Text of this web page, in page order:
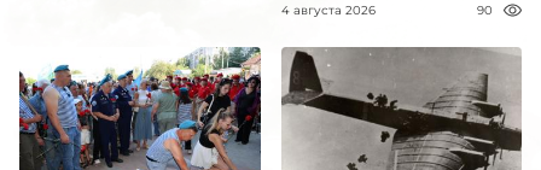
4 августа 2026 90